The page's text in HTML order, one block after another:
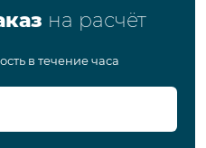
на расчёт
в течение часа